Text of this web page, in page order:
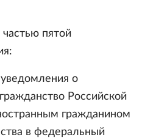
пятой
о
Российской
гражданином
в федеральный